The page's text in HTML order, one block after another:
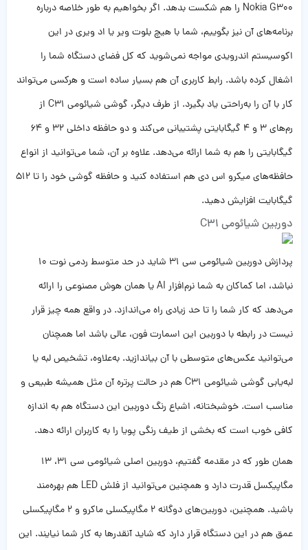
Nokia G300 را هم شکست بدهد. اگر بخواهیم به طور خلاصه درباره
برنامه‌های آن نیز بگوییم، شما با هیچ بلوت ویر یا اد ویری در این
اکوسیستم اندرویدی مواجه نمی‌شوید که کل فضای دستگاه شما را
اشغال کرده باشد. رابط کاربری آن هم بسیار ساده است و هرکسی می‌تواند
کار با آن را به‌راحتی یاد بگیرد. از طرف دیگر، گوشی شیائومی C31 از
رم‌های 3 و 4 گیگابایتی پشتیبانی می‌کند و دو حافظه داخلی 32 و 64
گیگابایتی را هم به شما ارائه می‌دهد. علاوه بر آن، شما می‌توانید از انواع
حافظه‌های میکرو اس دی هم استفاده کنید و حافظه گوشی خود را تا 512
گیگابایت افزایش دهید.
دوربین شیائومی C31
پردازش دوربین شیائومی سی 31 شاید در حد متوسط ردمی نوت 10
نباشد، اما کماکان به شما نرم‌افزار AI یا همان هوش مصنوعی را ارائه
می‌دهد که کار شما را تا حد زیادی راه می‌اندازد. در واقع همه چیز قرار
نیست در رابطه با دوربین این اسمارت فون، عالی باشد اما همچنان
می‌توانید عکس‌های متوسطی با آن بیاندازید. به‌علاوه، تشخیص لبه یا
لبه‌یابی گوشی شیائومی C31 هم در حالت پرتره آن مثل همیشه طبیعی و
مناسب است. خوشبختانه، اشباع رنگ دوربین این دستگاه هم به اندازه
کافی خوب است که بخشی از طیف رنگی پویا را به کاربران ارائه دهد.
همان طور که در مقدمه گفتیم، دوربین اصلی شیائومی سی 31، 13
مگاپیکسل قدرت دارد و همچنین می‌توانید از فلش LED هم بهره‌مند
باشید. همچنین، دوربین‌های دوگانه 2 مگاپیکسلی ماکرو و 2 مگاپیکسلی
عمق هم در این دستگاه قرار دارد که شاید آنقدرها به کار شما نیایند. این